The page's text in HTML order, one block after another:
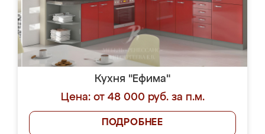
Кухня "Ефима"
Цена: от 48 000 руб. за п.м.
ПОДРОБНЕЕ